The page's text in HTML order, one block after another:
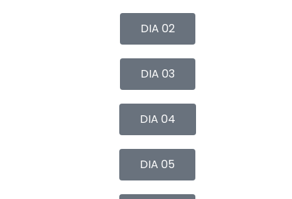
DIA 02
DIA 03
DIA 04
DIA 05